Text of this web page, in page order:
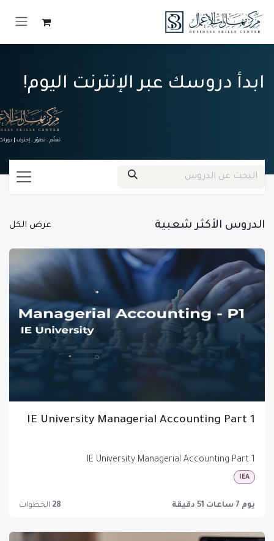
ابدأ دروسك عبر الإنترنت اليوم!
عرض الكل الدروس الأكثر شعبية
IE University Managerial Accounting Part 1
IE University Managerial Accounting Part 1
IEA
يوم 7 ساعات 51 دقيقة 28 الخطوات